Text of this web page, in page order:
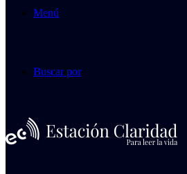
Menú
Buscar por